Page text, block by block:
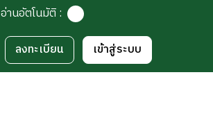
อ่านอัตโนมัติ:
ลงทะเบียน เข้าสู่ระบบ